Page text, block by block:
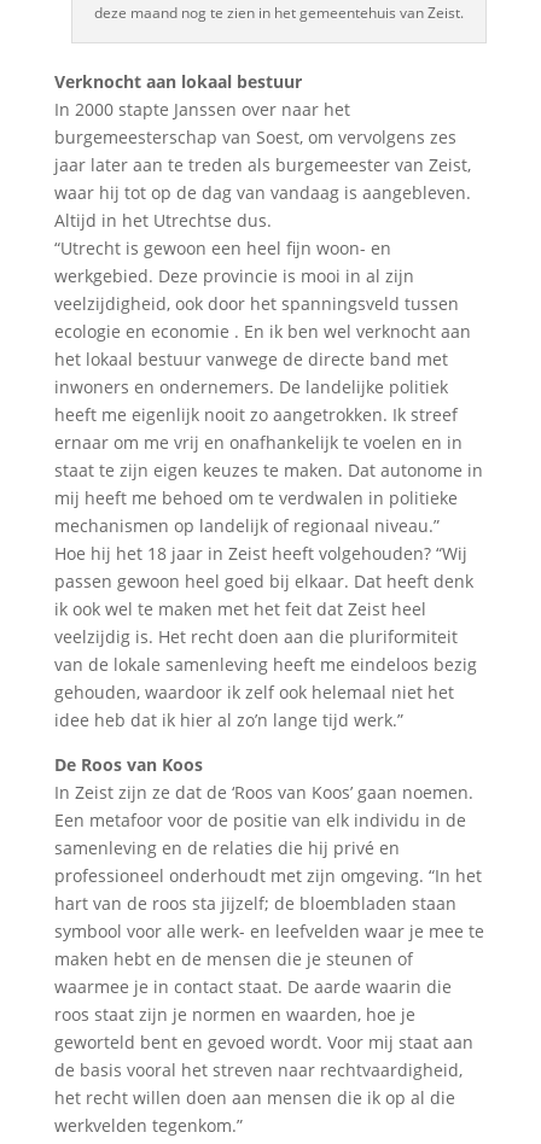
deze maand nog te zien in het gemeentehuis van Zeist.
Verknocht aan lokaal bestuur
In 2000 stapte Janssen over naar het
burgemeesterschap van Soest, om vervolgens zes
jaar later aan te treden als burgemeester van Zeist,
waar hij tot op de dag van vandaag is aangebleven.
Altijd in het Utrechtse dus.
“Utrecht is gewoon een heel fijn woon- en
werkgebied. Deze provincie is mooi in al zijn
veelzijdigheid, ook door het spanningsveld tussen
ecologie en economie . En ik ben wel verknocht aan
het lokaal bestuur vanwege de directe band met
inwoners en ondernemers. De landelijke politiek
heeft me eigenlijk nooit zo aangetrokken. Ik streef
ernaar om me vrij en onafhankelijk te voelen en in
staat te zijn eigen keuzes te maken. Dat autonome in
mij heeft me behoed om te verdwalen in politieke
mechanismen op landelijk of regionaal niveau.”
Hoe hij het 18 jaar in Zeist heeft volgehouden? “Wij
passen gewoon heel goed bij elkaar. Dat heeft denk
ik ook wel te maken met het feit dat Zeist heel
veelzijdig is. Het recht doen aan die pluriformiteit
van de lokale samenleving heeft me eindeloos bezig
gehouden, waardoor ik zelf ook helemaal niet het
idee heb dat ik hier al zo’n lange tijd werk.”
De Roos van Koos
In Zeist zijn ze dat de ‘Roos van Koos’ gaan noemen.
Een metafoor voor de positie van elk individu in de
samenleving en de relaties die hij privé en
professioneel onderhoudt met zijn omgeving. “In het
hart van de roos sta jijzelf; de bloembladen staan
symbool voor alle werk- en leefvelden waar je mee te
maken hebt en de mensen die je steunen of
waarmee je in contact staat. De aarde waarin die
roos staat zijn je normen en waarden, hoe je
geworteld bent en gevoed wordt. Voor mij staat aan
de basis vooral het streven naar rechtvaardigheid,
het recht willen doen aan mensen die ik op al die
werkvelden tegenkom.”